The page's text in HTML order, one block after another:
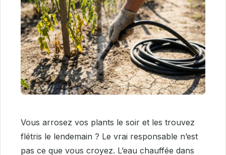
Vous arrosez vos plants le soir et les trouvez
flétris le lendemain ? Le vrai responsable n’est
pas ce que vous croyez. L’eau chauffée dans